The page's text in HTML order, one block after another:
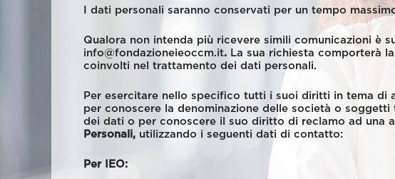
I dati personali saranno conservati per un tempo
Qualora non intenda più ricevere simili comunicazioni è
info@fondazioneieoccm.it. La sua richiesta comporterà
coinvolti nel trattamento dei dati personali.
Per esercitare nello specifico tutti i suoi diritti in tema di
per conoscere la denominazione delle società o
dei dati o per conoscere il suo diritto di reclamo ad una
Personali, utilizzando i seguenti dati di contatto:
Per IEO: